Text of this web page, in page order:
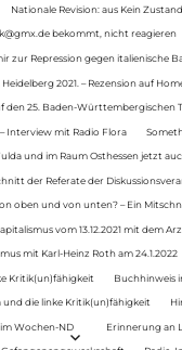
Nationale Revision: aus Kein Zustand
bekommt, nicht reagieren
zur Repression gegen italienische
2021. – Rezension auf
25. Baden-Württembergischen
Interview mit Radio Flora
und im Raum Osthessen jetzt
der Referate der
oben und von unten? – Ein
vom 13.12.2021 mit dem
mit Karl-Heinz Roth am 24.1.2022
Kritik(un)fähigkeit Buchhinweis
und die linke Kritik(un)fähigkeit
Wochen-ND Erinnerung an